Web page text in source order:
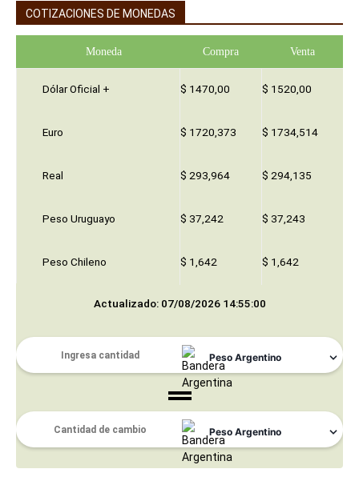
COTIZACIONES DE MONEDAS
Moneda Compra Venta
Dólar Oficial + $ 1470,00 $ 1520,00
Euro $ 1720,373 $ 1734,514
Real $ 293,964 $ 294,135
Peso Uruguayo $ 37,242 $ 37,243
Peso Chileno $ 1,642 $ 1,642
Actualizado: 07/08/2026 14:55:00